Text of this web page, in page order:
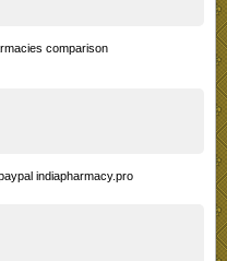
comparison
indiapharmacy.pro